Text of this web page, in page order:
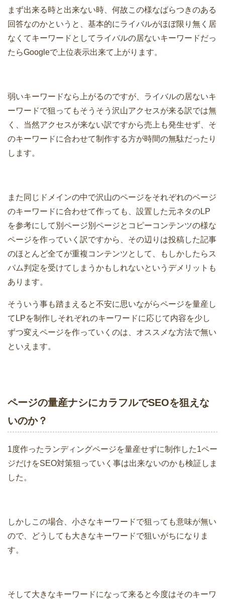
まず出来る時と出来ない時、何故この様なばらつきのある
回答なのかというと、基本的にライバルがほぼ限り無く居
なくてキーワードとしてライバルの居ないキーワードだっ
たらGoogleで上位表示出来て上がります。
弱いキーワードなら上がるのですが、ライバルの居ないキ
ーワードで狙ってもそうそう沢山アクセスが来る訳では無
く、当然アクセスが来ない訳ですから売上も発生せず、そ
のキーワードに合わせて制作する方が時間の無駄だったり
します。
また同じドメインの中で沢山のページをそれぞれのページ
のキーワードに合わせて作っても、設置した元ネタのLP
を参考にして別ページ別ページとコピーコンテンツの様な
ページを作っていく訳ですから、その辺りは投稿した記事
のほとんど全てが重複コンテンツとして、もしかしたらス
パム判定を受けてしまうかもしれないというデメリットも
あります。
そういう事も踏まえると不安に思いながらページを量産し
てLPを制作しそれぞれのキーワードに応じて内容を少し
ずつ変えページを作っていくのは、オススメな方法で無い
といえます。
ページの量産ナシにカラフルでSEOを狙えな
いのか？
1度作ったランディングページを量産せずに制作した1ペー
ジだけをSEO対策狙っていく事は出来ないのかも検証しま
した。
しかしこの場合、小さなキーワードで狙っても意味が無い
ので、どうしても大きなキーワードで狙いがちになりま
す。
そして大きなキーワードになって来ると今度はそのキーワ